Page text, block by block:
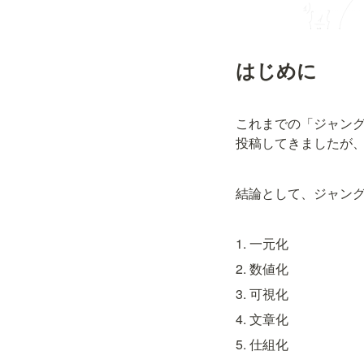
はじめに
これまでの「ジャン
投稿してきましたが
結論として、ジャン
1. 一元化
2. 数値化
3. 可視化
4. 文章化
5. 仕組化